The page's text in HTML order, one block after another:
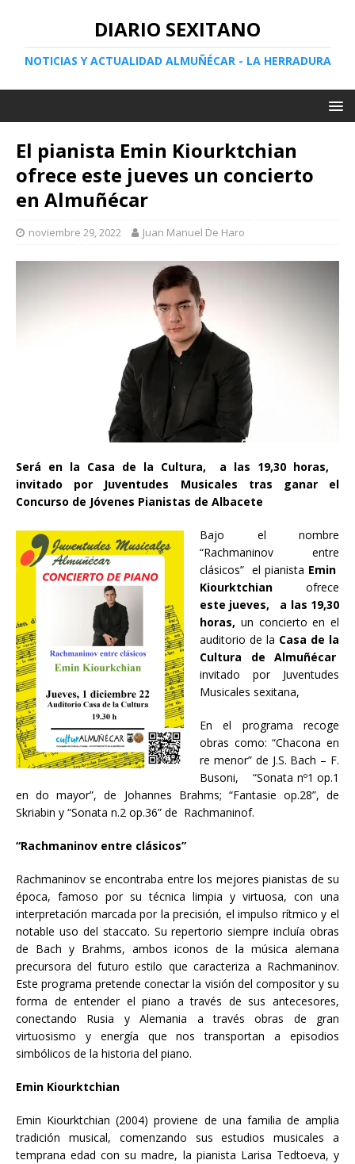
DIARIO SEXITANO
NOTICIAS Y ACTUALIDAD ALMUÑÉCAR - LA HERRADURA
El pianista Emin Kiourktchian
ofrece este jueves un concierto
en Almuñécar
noviembre 29, 2022 Juan Manuel De Haro
Será en la Casa de la Cultura, a las 19,30 horas,
invitado por Juventudes Musicales tras ganar el
Concurso de Jóvenes Pianistas de Albacete
Bajo el nombre
“Rachmaninov entre
clásicos” el pianista Emin
Kiourktchian ofrece
este jueves, a las 19,30
horas, un concierto en el
auditorio de la Casa de la
Cultura de Almuñécar
invitado por Juventudes
Musicales sexitana,
En el programa recoge
obras como: “Chacona en
re menor” de J.S. Bach – F.
Busoni, “Sonata nº1 op.1
en do mayor”, de Johannes Brahms; “Fantasie op.28”, de
Skriabin y “Sonata n.2 op.36” de Rachmaninof.
“Rachmaninov entre clásicos”
Rachmaninov se encontraba entre los mejores pianistas de su
época, famoso por su técnica limpia y virtuosa, con una
interpretación marcada por la precisión, el impulso rítmico y el
notable uso del staccato. Su repertorio siempre incluía obras
de Bach y Brahms, ambos iconos de la música alemana
precursora del futuro estilo que caracteriza a Rachmaninov.
Este programa pretende conectar la visión del compositor y su
forma de entender el piano a través de sus antecesores,
conectando Rusia y Alemania a través obras de gran
virtuosismo y energía que nos transportan a episodios
simbólicos de la historia del piano.
Emin Kiourktchian
Emin Kiourktchian (2004) proviene de una familia de amplia
tradición musical, comenzando sus estudios musicales a
temprana edad con su madre, la pianista Larisa Tedtoeva, y